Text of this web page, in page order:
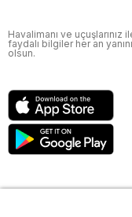
Havalimanı ve uçuşlarınız
faydalı bilgiler her an
olsun.